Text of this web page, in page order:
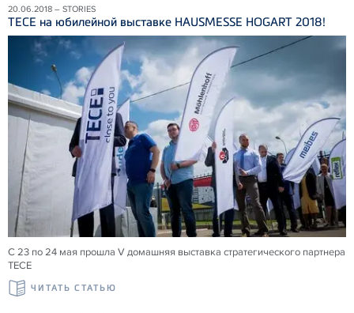
20.06.2018 – STORIES
ТЕСЕ на юбилейной выставке HAUSMESSE HOGART 2018!
С 23 по 24 мая прошла V домашняя выставка стратегического партнера
ТЕСЕ
ЧИТАТЬ СТАТЬЮ